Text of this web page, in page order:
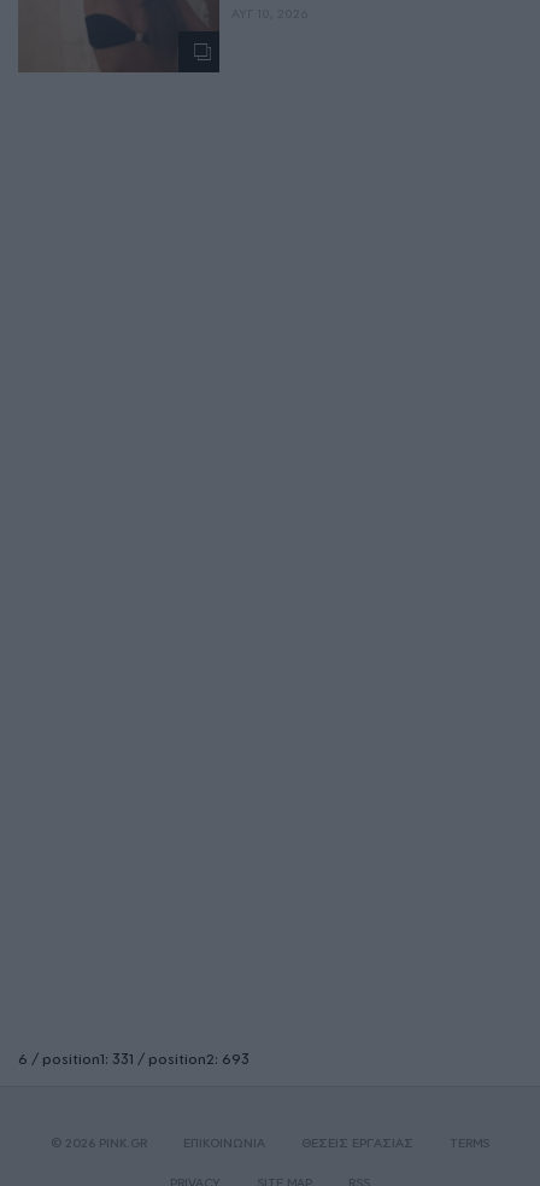
6 / position1: 331 / position2: 693
© 2026 PINK.GR ΕΠΙΚΟΙΝΩΝΙΑ ΘΕΣΕΙΣ ΕΡΓΑΣΙΑΣ TERMS
PRIVACY SITE MAP RSS